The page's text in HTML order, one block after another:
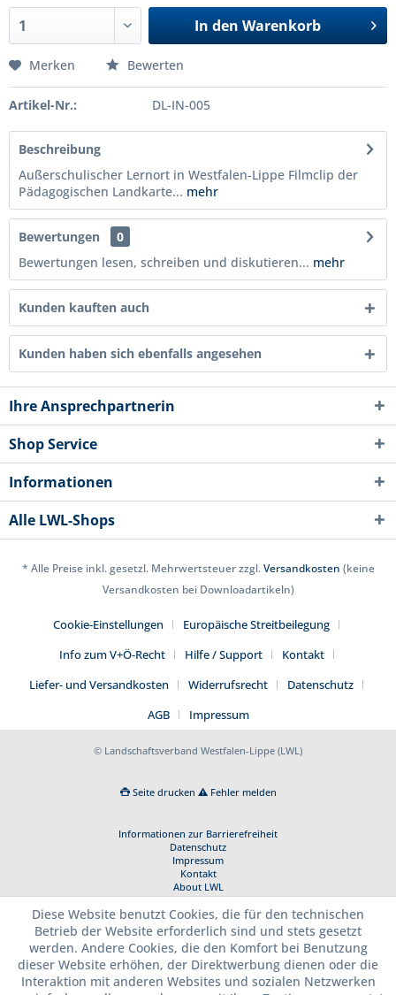
In den Warenkorb
Merken Bewerten
Artikel-Nr.: DL-IN-005
Beschreibung
Außerschulischer Lernort in Westfalen-Lippe Filmclip der
Pädagogischen Landkarte... mehr
Bewertungen
0
Bewertungen lesen, schreiben und diskutieren... mehr
Kunden kauften auch
Kunden haben sich ebenfalls angesehen
Ihre Ansprechpartnerin
Shop Service
Informationen
Alle LWL-Shops
* Alle Preise inkl. gesetzl. Mehrwertsteuer zzgl.Versandkosten (keine
Versandkosten bei Downloadartikeln)
Cookie-Einstellungen
Europäische Streitbeilegung
Info zum V+Ö-Recht
Hilfe / Support
Kontakt
Liefer- und Versandkosten
Widerrufsrecht
Datenschutz
AGB
Impressum
© Landschaftsverband Westfalen-Lippe (LWL)
Seite drucken Fehler melden
Informationen zur Barrierefreiheit
Datenschutz
Impressum
Kontakt
About LWL
Diese Website benutzt Cookies, die für den technischen
Betrieb der Website erforderlich sind und stets gesetzt
werden. Andere Cookies, die den Komfort bei Benutzung
dieser Website erhöhen, der Direktwerbung dienen oder die
Interaktion mit anderen Websites und sozialen Netzwerken